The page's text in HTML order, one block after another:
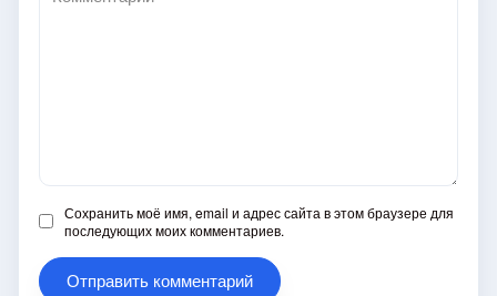
Сохранить моё имя, email и адрес сайта в этом браузере для
последующих моих комментариев.